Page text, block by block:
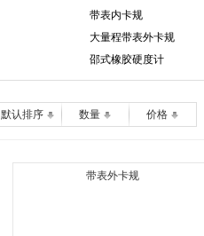
带表内卡规
大量程带表外卡规
邵式橡胶硬度计
默认排序 数量 价格
带表外卡规